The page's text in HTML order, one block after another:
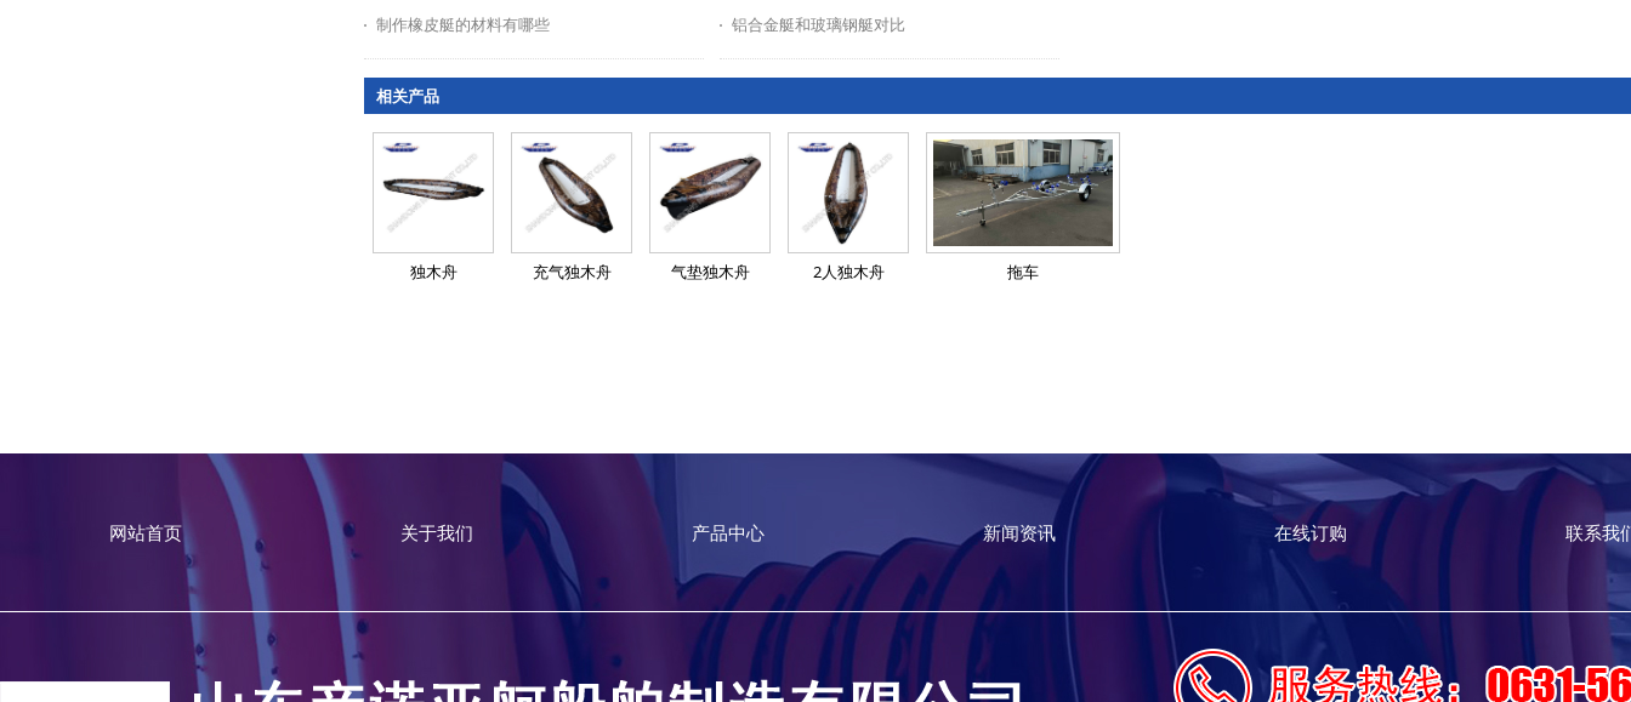
制作橡皮艇的材料有哪些 铝合金艇和玻璃钢艇对比
相关产品
独木舟 充气独木舟 气垫独木舟 2人独木舟 拖车
网站首页 关于我们 产品中心 新闻资讯 在线订购 联系我